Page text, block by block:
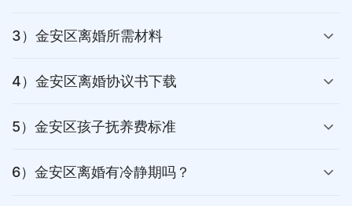
3）金安区离婚所需材料
4）金安区离婚协议书下载
5）金安区孩子抚养费标准
6）金安区离婚有冷静期吗？